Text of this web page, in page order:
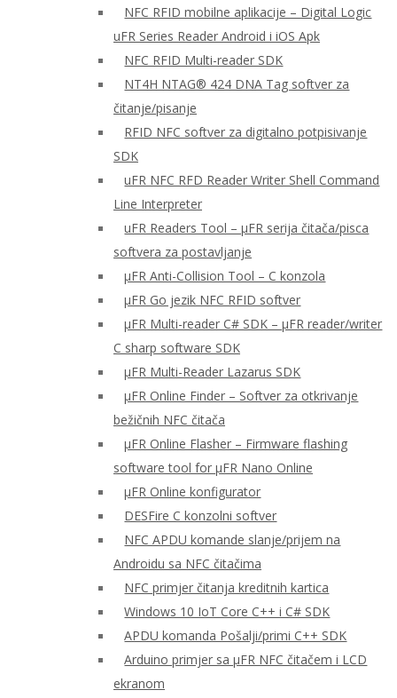
NFC RFID mobilne aplikacije – Digital Logic
uFR Series Reader Android i iOS Apk
NFC RFID Multi-reader SDK
NT4H NTAG® 424 DNA Tag softver za
čitanje/pisanje
RFID NFC softver za digitalno potpisivanje
SDK
uFR NFC RFD Reader Writer Shell Command
Line Interpreter
uFR Readers Tool – μFR serija čitača/pisca
softvera za postavljanje
μFR Anti-Collision Tool – C konzola
μFR Go jezik NFC RFID softver
μFR Multi-reader C# SDK – μFR reader/writer
C sharp software SDK
μFR Multi-Reader Lazarus SDK
μFR Online Finder – Softver za otkrivanje
bežičnih NFC čitača
μFR Online Flasher – Firmware flashing
software tool for μFR Nano Online
μFR Online konfigurator
DESFire C konzolni softver
NFC APDU komande slanje/prijem na
Androidu sa NFC čitačima
NFC primjer čitanja kreditnih kartica
Windows 10 IoT Core C++ i C# SDK
APDU komanda Pošalji/primi C++ SDK
Arduino primjer sa μFR NFC čitačem i LCD
ekranom